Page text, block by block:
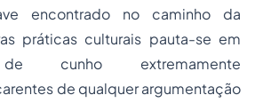
encontrado no caminho da
práticas culturais pauta-se em
de cunho extremamente
de qualquer argumentação